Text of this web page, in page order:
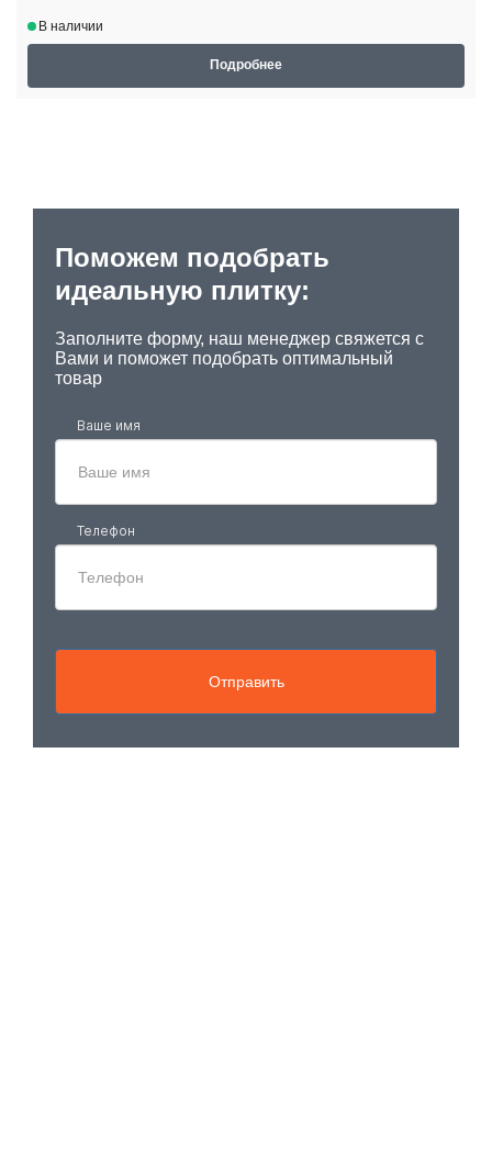
В наличии
Подробнее
Поможем подобрать
идеальную плитку:
Заполните форму, наш менеджер свяжется с
Вами и поможет подобрать оптимальный
товар
Ваше имя
Телефон
Отправить